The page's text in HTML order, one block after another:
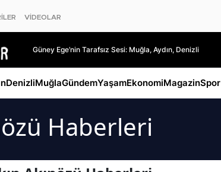
VİDEOLAR
Güney Ege’nin Tarafsız Sesi: Muğla, Aydın, Denizli
DenizliMuğlaGündemYaşamEkonomiMagazinSpor
Haberleri